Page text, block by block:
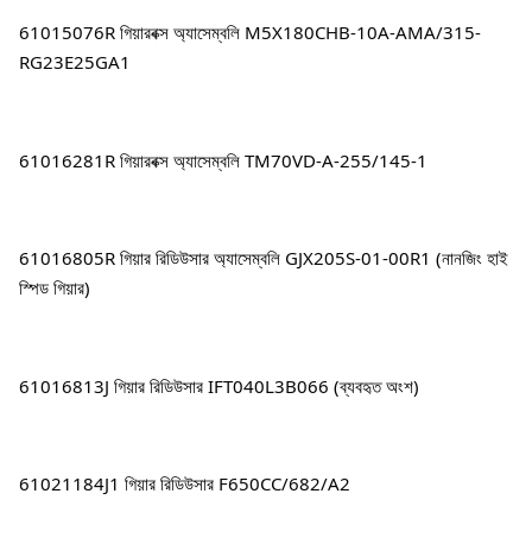
61015076R গিয়ারবক্স অ্যাসেম্বলি M5X180CHB-10A-AMA/315-
RG23E25GA1
61016281R গিয়ারবক্স অ্যাসেম্বলি TM70VD-A-255/145-1
61016805R গিয়ার রিডিউসার অ্যাসেম্বলি GJX205S-01-00R1 (নানজিং হাই
স্পিড গিয়ার)
61016813J গিয়ার রিডিউসার IFT040L3B066 (ব্যবহৃত অংশ)
61021184J1 গিয়ার রিডিউসার F650CC/682/A2